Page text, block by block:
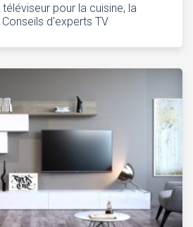
pour la cuisine, la
d'experts TV